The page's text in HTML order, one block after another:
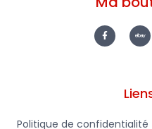
a
c
e
b
a
y
Politique de confidentialité